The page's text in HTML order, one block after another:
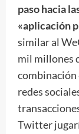
paso hacia
«aplicación
similar al
mil millones
combinación
redes
Twitter